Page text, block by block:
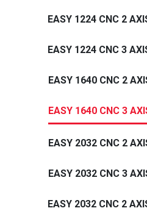
EASY 1224 CNC 2
EASY 1224 CNC 3
EASY 1640 CNC 2
EASY 1640 CNC 3
EASY 2032 CNC 2
EASY 2032 CNC 3
EASY 2032 CNC 2